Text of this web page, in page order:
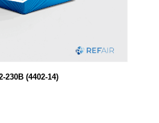
230B (4402-14)